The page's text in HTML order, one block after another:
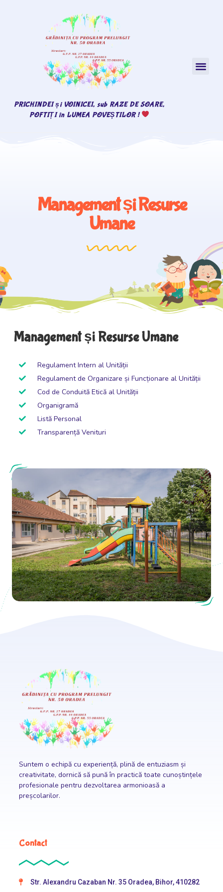
PRICHINDEI și VOINICEI, sub RAZE DE SOARE,
POFTIȚI în LUMEA POVEȘTILOR !
Management și Resurse
Umane
Management și Resurse Umane
Regulament Intern al Unității
Regulament de Organizare și Funcționare al Unității
Cod de Conduită Etică al Unității
Organigramă
Listă Personal
Transparență Venituri
Suntem o echipă cu experiență, plină de entuziasm și
creativitate, dornică să pună în practică toate cunoștințele
profesionale pentru dezvoltarea armonioasă a
preșcolarilor.
Contact
Str. Alexandru Cazaban Nr. 35 Oradea, Bihor, 410282